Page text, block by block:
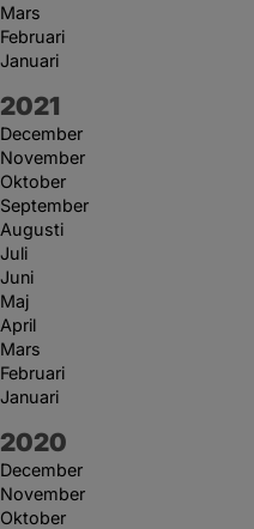
Mars
Februari
Januari
År:
2021
December
November
Oktober
September
Augusti
Juli
Juni
Maj
April
Mars
Februari
Januari
År:
2020
December
November
Oktober